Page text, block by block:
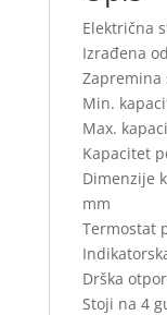
Električna
Izrađena
Zapremina
Min.
Max.
Kapacitet
Dimenzije
mm
Termostat
Drška
Stoji na 4